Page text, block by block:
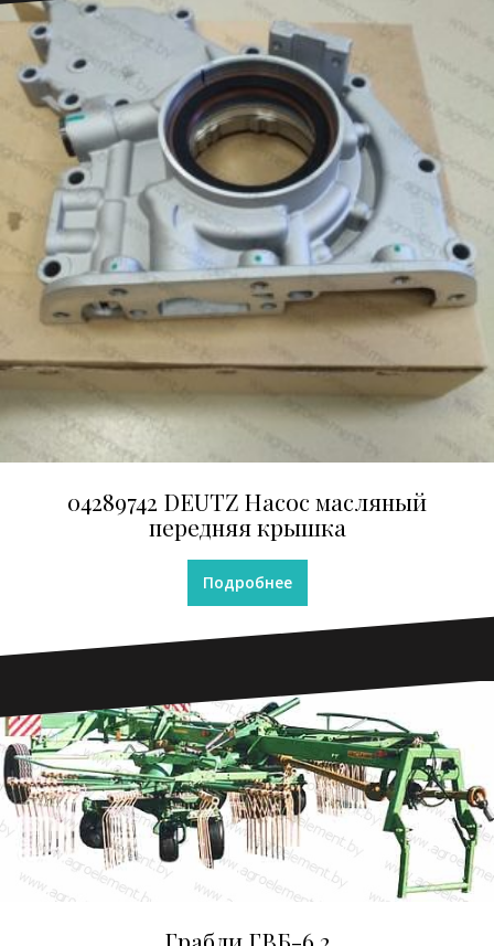
04289742 DEUTZ Насос масляный
передняя крышка
Подробнее